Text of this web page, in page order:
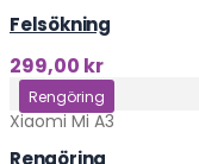
Felsökning
299,00 kr
Klicka här
Rengöring
Xiaomi Mi A3
Rengöring